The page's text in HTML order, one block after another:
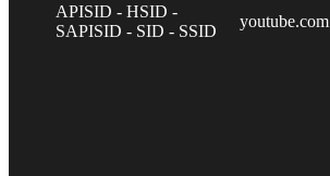
APISID - HSID -
SAPISID - SID - SSID
youtube.com